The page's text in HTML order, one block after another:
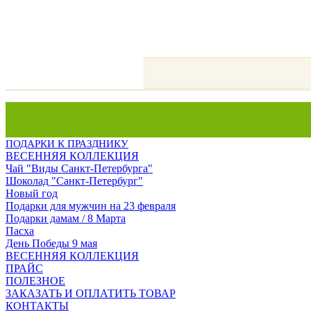
ПОДАРКИ К ПРАЗДНИКУ
ВЕСЕННЯЯ КОЛЛЕКЦИЯ
Чай "Виды Санкт-Петербурга"
Шоколад "Санкт-Петербург"
Новый год
Подарки для мужчин на 23 февраля
Подарки дамам / 8 Марта
Пасха
День Победы 9 мая
ВЕСЕННЯЯ КОЛЛЕКЦИЯ
ПРАЙС
ПОЛЕЗНОЕ
ЗАКАЗАТЬ И ОПЛАТИТЬ ТОВАР
КОНТАКТЫ